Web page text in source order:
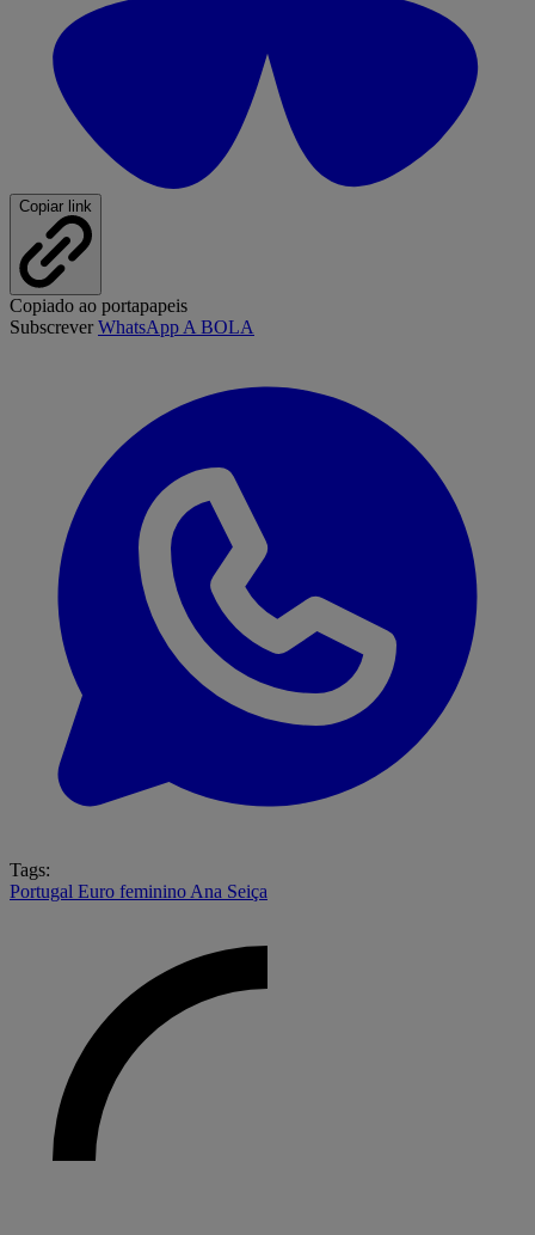
Copiar link
Copiado ao portapapeis
SubscreverWhatsApp A BOLA
Tags:
Portugal Euro feminino Ana Seiça